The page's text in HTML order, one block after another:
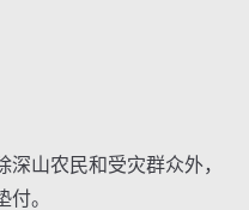
山农民和受灾群众外，
。